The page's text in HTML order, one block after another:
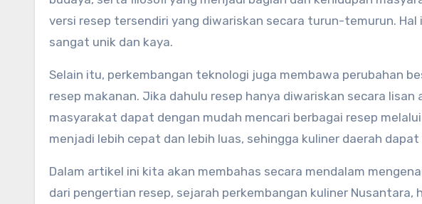
versi resep tersendiri yang diwariskan secara turun-temurun.
sangat unik dan kaya.
Selain itu, perkembangan teknologi juga membawa perubahan
resep makanan. Jika dahulu resep hanya diwariskan secara
masyarakat dapat dengan mudah mencari berbagai resep
menjadi lebih cepat dan lebih luas, sehingga kuliner daerah
Dalam artikel ini kita akan membahas secara mendalam
dari pengertian resep, sejarah perkembangan kuliner Nusantara,